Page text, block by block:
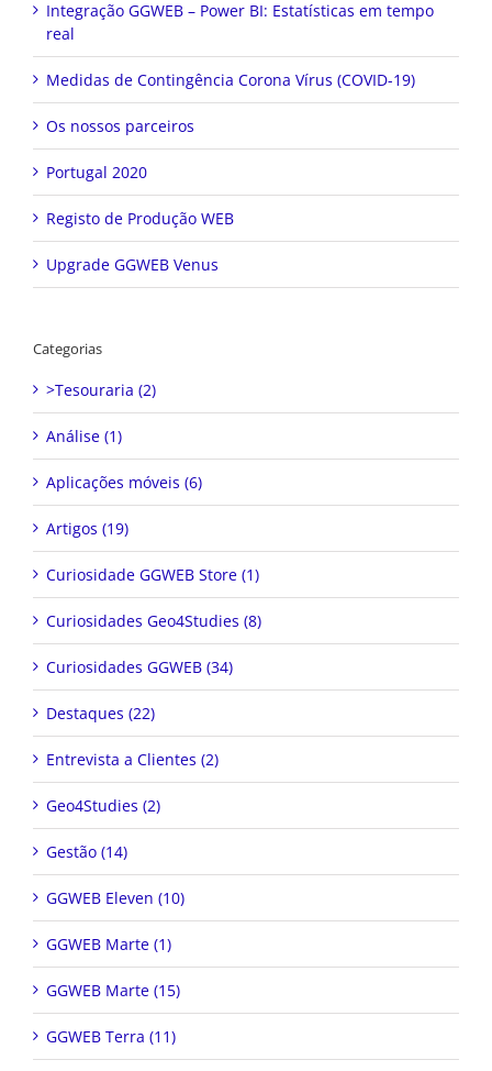
Integração GGWEB – Power BI: Estatísticas em tempo
real
Medidas de Contingência Corona Vírus (COVID-19)
Os nossos parceiros
Portugal 2020
Registo de Produção WEB
Upgrade GGWEB Venus
Categorias
>Tesouraria (2)
Análise (1)
Aplicações móveis (6)
Artigos (19)
Curiosidade GGWEB Store (1)
Curiosidades Geo4Studies (8)
Curiosidades GGWEB (34)
Destaques (22)
Entrevista a Clientes (2)
Geo4Studies (2)
Gestão (14)
GGWEB Eleven (10)
GGWEB Marte (1)
GGWEB Marte (15)
GGWEB Terra (11)